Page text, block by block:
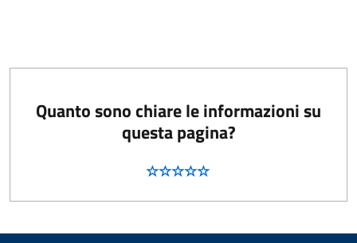
Quanto sono chiare le informazioni su
questa pagina?